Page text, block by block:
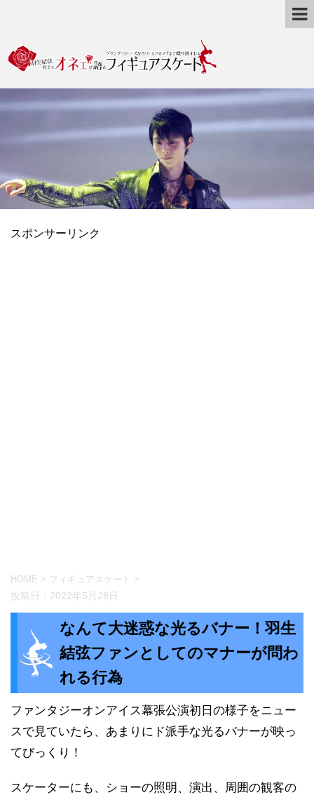
スポンサーリンク
HOME > フィギュアスケート >
投稿日： 2022年5月28日
なんて大迷惑な光るバナー！羽生
結弦ファンとしてのマナーが問わ
れる行為
ファンタジーオンアイス幕張公演初日の様子をニュー
スで見ていたら、あまりにド派手な光るバナーが映っ
てびっくり！
スケーターにも、ショーの照明、演出、周囲の観客の